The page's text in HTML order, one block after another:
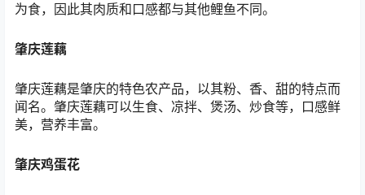
为食，因此其肉质和口感都与其他鲤鱼不同。
肇庆莲藕
肇庆莲藕是肇庆的特色农产品，以其粉、香、甜的特点而
闻名。肇庆莲藕可以生食、凉拌、煲汤、炒食等，口感鲜
美，营养丰富。
肇庆鸡蛋花